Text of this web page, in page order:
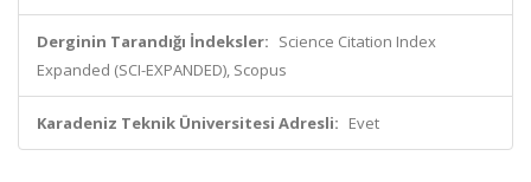
Derginin Tarandığı İndeksler: Science Citation Index
Expanded (SCI-EXPANDED), Scopus
Karadeniz Teknik Üniversitesi Adresli: Evet